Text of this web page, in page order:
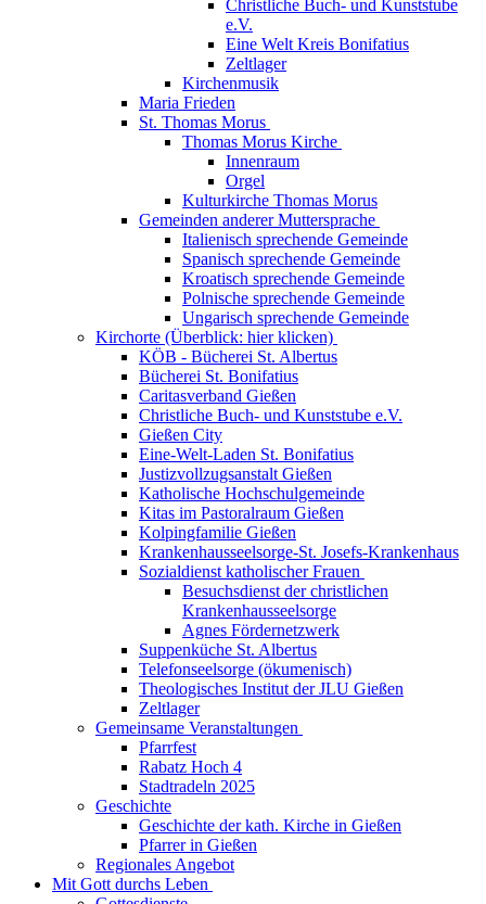
Christliche Buch- und Kunststube
e.V.
Eine Welt Kreis Bonifatius
Zeltlager
Kirchenmusik
Maria Frieden
St. Thomas Morus
Thomas Morus Kirche
Innenraum
Orgel
Kulturkirche Thomas Morus
Gemeinden anderer Muttersprache
Italienisch sprechende Gemeinde
Spanisch sprechende Gemeinde
Kroatisch sprechende Gemeinde
Polnische sprechende Gemeinde
Ungarisch sprechende Gemeinde
Kirchorte (Überblick: hier klicken)
KÖB - Bücherei St. Albertus
Bücherei St. Bonifatius
Caritasverband Gießen
Christliche Buch- und Kunststube e.V.
Gießen City
Eine-Welt-Laden St. Bonifatius
Justizvollzugsanstalt Gießen
Katholische Hochschulgemeinde
Kitas im Pastoralraum Gießen
Kolpingfamilie Gießen
Krankenhausseelsorge-St. Josefs-Krankenhaus
Sozialdienst katholischer Frauen
Besuchsdienst der christlichen
Krankenhausseelsorge
Agnes Fördernetzwerk
Suppenküche St. Albertus
Telefonseelsorge (ökumenisch)
Theologisches Institut der JLU Gießen
Zeltlager
Gemeinsame Veranstaltungen
Pfarrfest
Rabatz Hoch 4
Stadtradeln 2025
Geschichte
Geschichte der kath. Kirche in Gießen
Pfarrer in Gießen
Regionales Angebot
Mit Gott durchs Leben